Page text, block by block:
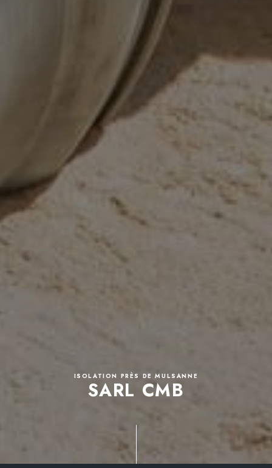
ISOLATION PRÈS DE MULSANNE
SARL CMB